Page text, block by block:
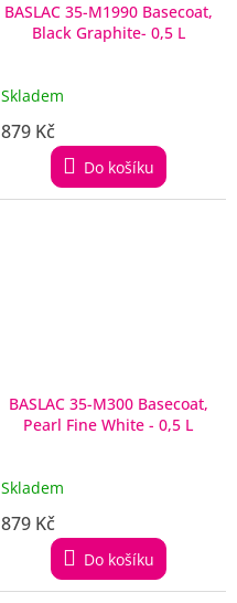
BASLAC 35-M1990 Basecoat,
Black Graphite- 0,5 L
Skladem
879 Kč
Do košíku
BASLAC 35-M300 Basecoat,
Pearl Fine White - 0,5 L
Skladem
879 Kč
Do košíku